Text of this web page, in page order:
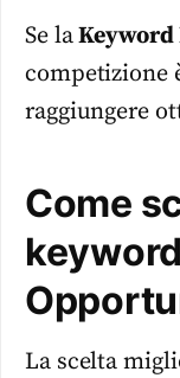
Se laKeyword
competizione
raggiungere
Come
La scelta